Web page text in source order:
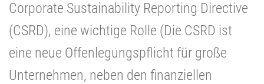
Corporate Sustainability Reporting Directive
(CSRD), eine wichtige Rolle (Die CSRD ist
eine neue Offenlegungspflicht für große
Unternehmen, neben den finanziellen